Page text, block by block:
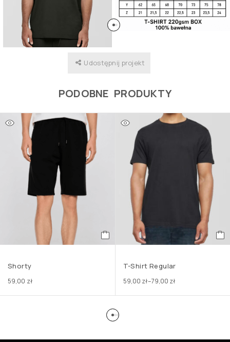
Udostępnij projekt
PODOBNE PRODUKTY
Shorty
59,00 zł
T-Shirt Regular
59,00 zł–79,00 zł